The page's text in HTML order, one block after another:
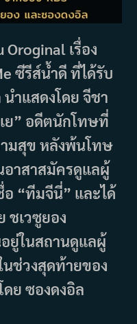
เรื่อง
ซีรีส์น้ำดี ที่ได้รับ
ำแสดงโดย จีชา
ย” อดีตนักโทษที่
มสุข หลังพ้นโทษ
อาสาสมัครดูแลผู้
“ทีมจีนี่” และได้
ชเวซูยอง
ยู่ในสถานดูแลผู้
ช่วงสุดท้ายของ
ย ซองดงอิล